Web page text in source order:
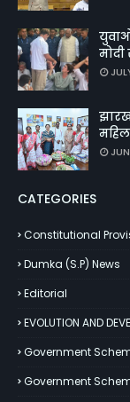
मोदी
CATEGORIES
Constitutional
Dumka (S.P) News
Editorial
EVOLUTION AND
Government
Government